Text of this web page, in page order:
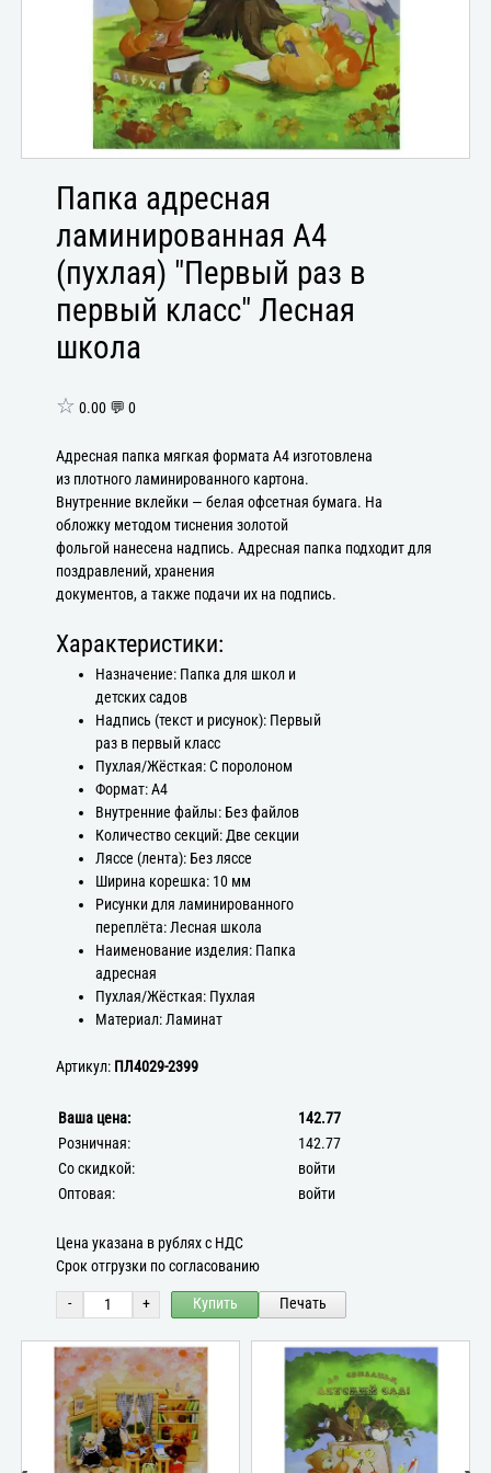
Папка адресная
ламинированная А4
(пухлая) "Первый раз в
первый класс" Лесная
школа
☆ 0.00 💬 0
Адресная папка мягкая формата А4 изготовлена
из плотного ламинированного картона.
Внутренние вклейки — белая офсетная бумага. На
обложку методом тиснения золотой
фольгой нанесена надпись. Адресная папка подходит для
поздравлений, хранения
документов, а также подачи их на подпись.
Характеристики:
Назначение: Папка для школ и
детских садов
Надпись (текст и рисунок): Первый
раз в первый класс
Пухлая/Жёсткая: С поролоном
Формат: А4
Внутренние файлы: Без файлов
Количество секций: Две секции
Ляссе (лента): Без ляссе
Ширина корешка: 10 мм
Рисунки для ламинированного
переплёта: Лесная школа
Наименование изделия: Папка
адресная
Пухлая/Жёсткая: Пухлая
Материал: Ламинат
Артикул: ПЛ4029-2399
Ваша цена:
142.77
Розничная:
142.77
Со скидкой:
войти
Оптовая:
войти
Цена указана в рублях с НДС
Срок отгрузки по согласованию
- + Купить Печать